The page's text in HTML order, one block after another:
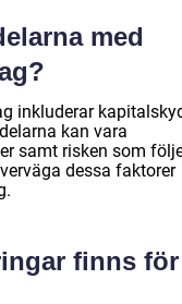
med
inkluderar
kan vara
samt risken som
dessa faktorer
finns för